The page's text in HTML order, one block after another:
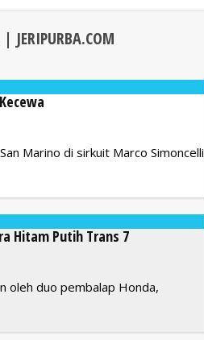
JERIPURBA.COM
Marino di sirkuit Marco Simoncelli
Hitam Putih Trans 7
oleh duo pembalap Honda,